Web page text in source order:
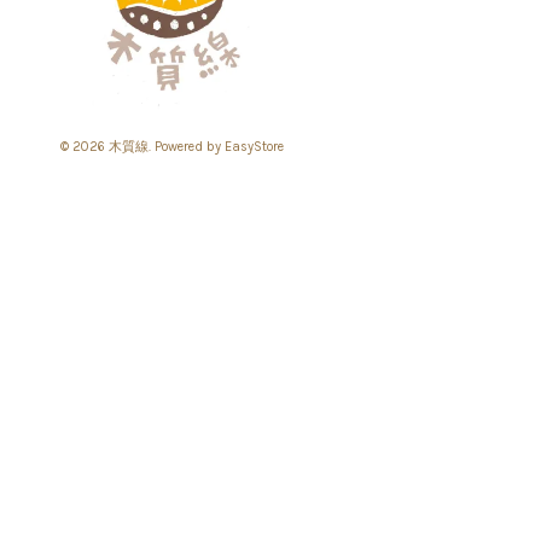
© 2026 木質線. Powered by EasyStore